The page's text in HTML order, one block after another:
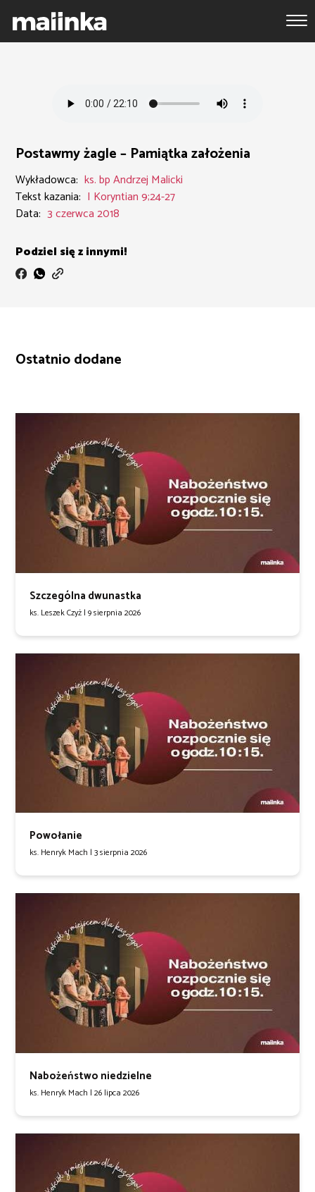
Postawmy żagle – Pamiątka założenia
Wykładowca: ks. bp Andrzej Malicki
Tekst kazania: I Koryntian 9;24-27
Data: 3 czerwca 2018
Podziel się z innymi!
Ostatnio dodane
Szczególna dwunastka
ks. Leszek Czyż | 9 sierpnia 2026
Powołanie
ks. Henryk Mach | 3 sierpnia 2026
Nabożeństwo niedzielne
ks. Henryk Mach | 26 lipca 2026